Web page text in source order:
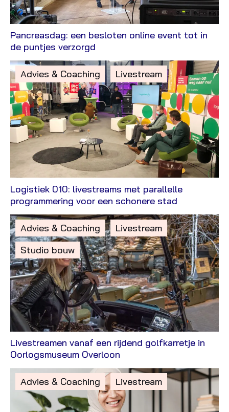
Pancreasdag: een besloten online event tot in
de puntjes verzorgd
Case
Logistiek 010: livestreams met parallelle
programmering voor een schonere stad
Case
Gepost
in
de
categorie:
Advies & Coaching Livestream
Livestreamen vanaf een rijdend golfkarretje in
Oorlogsmuseum Overloon
Case
Gepost
in
de
categorie:
Advies & Coaching
Livestream
Studio bouw
Gepost
in
Advies & Coaching Livestream